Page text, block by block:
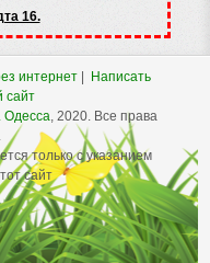
16.
интернет|
Написать
сайт
Одесса, 2020. Все права
только с указанием
сайт